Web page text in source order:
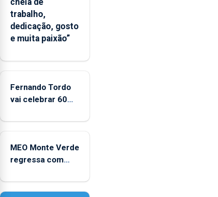
apresenta
um
“decréscimo
significativo”
CPUE
2022
e
cheia de
trabalho,
dedicação, gosto
e muita paixão”
Fernando Tordo
vai celebrar 60
no Coliseu
MEO Monte Verde
regressa com
acessibilidade